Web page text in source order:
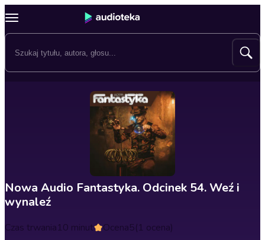
Nowa Audio Fantastyka. Odcinek 54. Weź i
wynaleź
Czas trwania10 minut Ocena5(1 ocena)